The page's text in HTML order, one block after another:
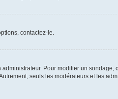
contactez-le.
Pour modifier un sondage,
seuls les modérateurs et les